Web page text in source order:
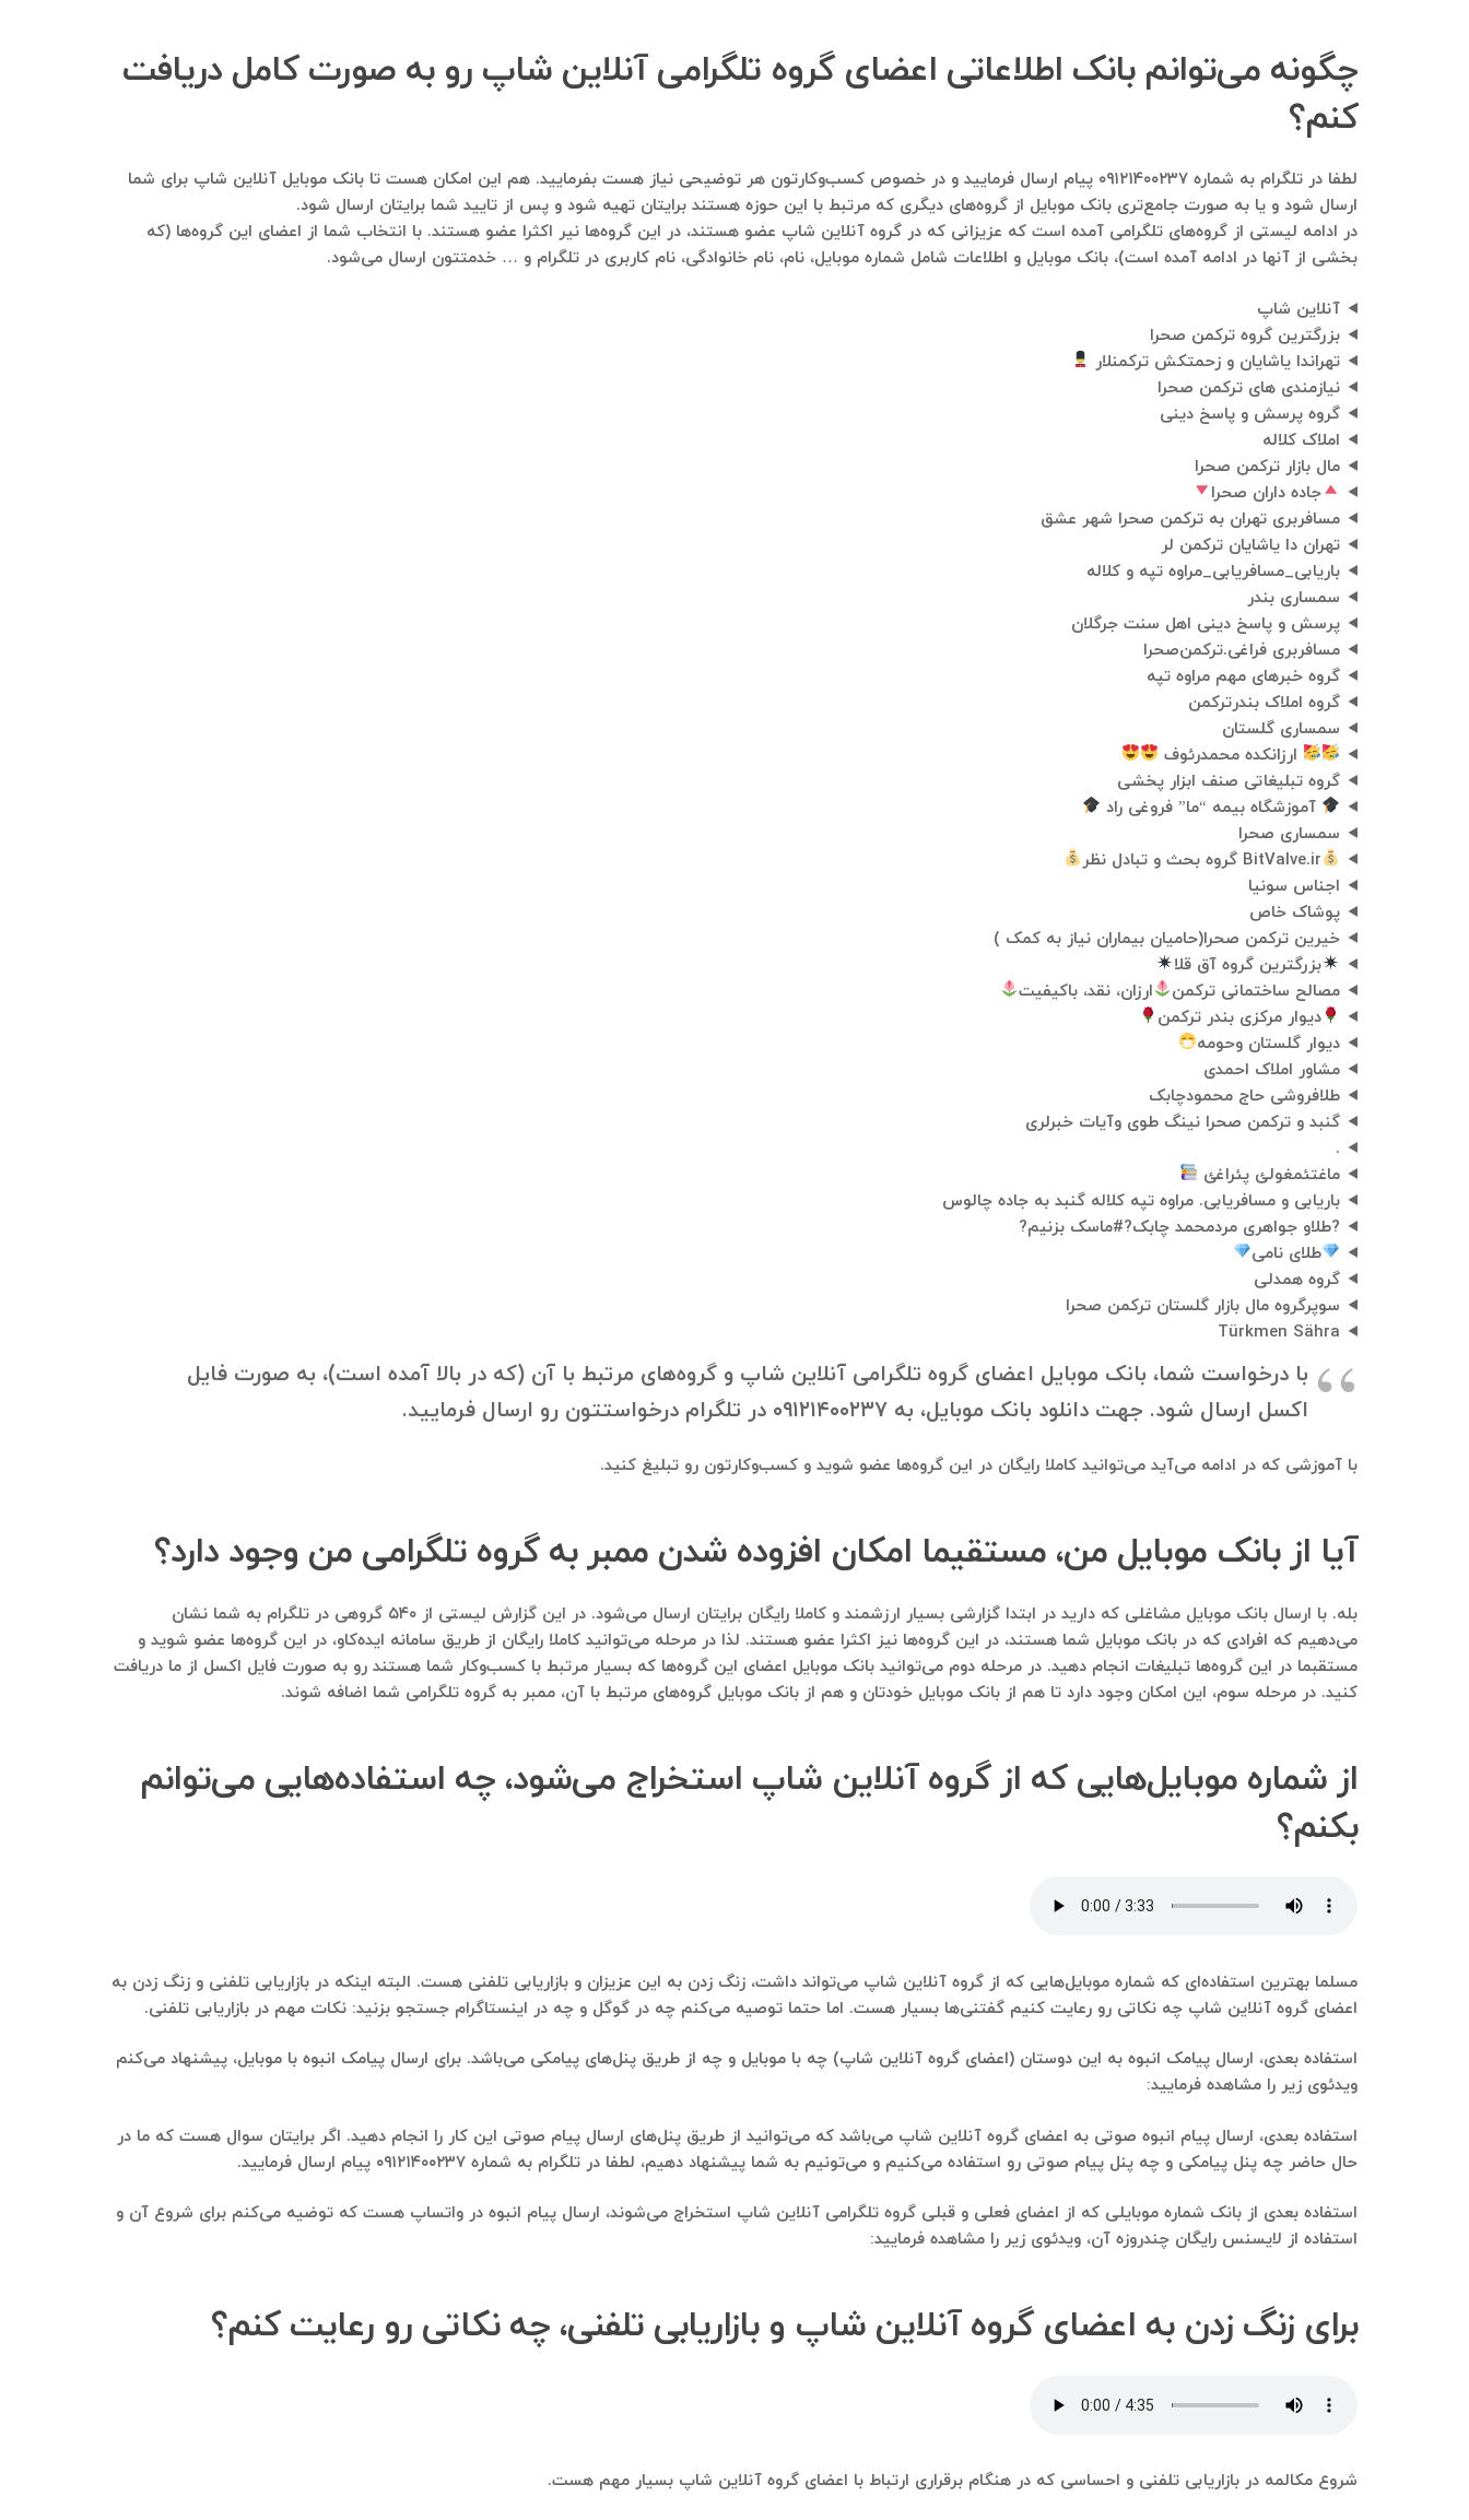
چگونه می‌توانم بانک اطلاعاتی اعضای گروه تلگرامی آنلاین شاپ رو به صورت کامل دریافت
کنم؟
لطفا در تلگرام به شماره ۰۹۱۲۱۴۰۰۲۳۷ پیام ارسال فرمایید و در خصوص کسب‌وکارتون هر توضیحی نیاز هست بفرمایید. هم این امکان هست تا بانک موبایل آنلاین شاپ برای شما
ارسال شود و یا به صورت جامع‌تری بانک موبایل از گروه‌های دیگری که مرتبط با این حوزه هستند برایتان تهیه شود و پس از تایید شما برایتان ارسال شود.
در ادامه لیستی از گروه‌های تلگرامی آمده است که عزیزانی که در گروه آنلاین شاپ عضو هستند، در این گروه‌ها نیر اکثرا عضو هستند. با انتخاب شما از اعضای این گروه‌ها (که
بخشی از آنها در ادامه آمده است)، بانک موبایل و اطلاعات شامل شماره موبایل، نام، نام خانوادگی، نام کاربری در تلگرام و … خدمتتون ارسال می‌شود.
آنلاین شاپ
بزرگترين گروه ترکمن صحرا
تهراندا یاشایان و زحمتکش ترکمنلار
نیازمندی های ترکمن صحرا
گروه پرسش و پاسخ دینی
املاک کلاله
مال بازار ترکمن صحرا
جاده داران صحرا
مسافربری تهران به ترکمن صحرا شهر عشق
تهران دا یاشایان ترکمن لر
باریابی_مسافریابی_مراوه تپه و کلاله
سمساری بندر
پرسش و پاسخ دینی اهل سنت جرگلان
مسافربری ‌فراغی‌.ترکمن‌صحرا‌
گروه خبرهای مهم مراوه تپه
گروه املاک بندرترکمن
سمساری گلستان
ارزانکده محمدرئوف
گروه تبلیغاتی صنف ابزار پخشی
آموزشگاه بیمه “ما” فروغی راد
سمساری صحرا
BitValve.ir گروه بحث و تبادل نظر
اجناس سونیا
پوشاک خاص
خیرین ترکمن صحرا(حامیان بیماران نیاز به کمک )
بزرگترین گروه آق قلا
مصالح ساختمانی ترکمن
ارزان، نقد، باکیفیت
دیوار مرکزی بندر ترکمن
دیوار گلستان وحومه
مشاور املاک احمدی
طلافروشی حاج محمودچابک
گنبد و ترکمن صحرا نینگ طوی وآیات خبرلری
.
ماغتئمغولئ پئراغئ
باریابی و مسافریابی. مراوه تپه کلاله گنبد به جاده چالوس
?طلاو جواهری مردمحمد چابک?#ماسک بزنیم?
طلای نامی
گروه همدلی
سوپرگروه مال بازار گلستان ترکمن صحرا
Türkmen Sähra
با درخواست شما، بانک موبایل اعضای گروه تلگرامی آنلاین شاپ و گروه‌های مرتبط با آن (که در بالا آمده است)، به صورت فایل
اکسل ارسال شود. جهت دانلود بانک موبایل، به ۰۹۱۲۱۴۰۰۲۳۷ در تلگرام درخواستتون رو ارسال فرمایید.
با آموزشی که در ادامه می‌آید می‌توانید کاملا رایگان در این گروه‌ها عضو شوید و کسب‌وکارتون رو تبلیغ کنید.
آیا از بانک موبایل من، مستقیما امکان افزوده شدن ممبر به گروه تلگرامی من وجود دارد؟
بله. با ارسال بانک موبایل مشاغلی که دارید در ابتدا گزارشی بسیار ارزشمند و کاملا رایگان برایتان ارسال می‌شود. در این گزارش لیستی از ۵۴۰ گروهی در تلگرام به شما نشان
می‌دهیم که افرادی که در بانک موبایل شما هستند، در این گروه‌ها نیز اکثرا عضو هستند. لذا در مرحله می‌توانید کاملا رایگان از طریق سامانه ایده‌کاو، در این گروه‌ها عضو شوید و
مستقبما در این گروه‌ها تبلیغات انجام دهید. در مرحله دوم می‌توانید بانک موبایل اعضای این گروه‌ها که بسیار مرتبط با کسب‌وکار شما هستند رو به صورت فایل اکسل از ما دریافت
کنید. در مرحله سوم، این امکان وجود دارد تا هم از بانک موبایل خودتان و هم از بانک موبایل گروه‌های مرتبط با آن، ممبر به گروه تلگرامی شما اضافه شوند.
از شماره موبایل‌هایی که از گروه آنلاین شاپ استخراج می‌شود، چه استفاده‌هایی می‌توانم
بکنم؟
مسلما بهترین استفاده‌ای که شماره موبایل‌هایی که از گروه آنلاین شاپ می‌تواند داشت، زنگ زدن به این عزیزان و بازاریابی تلفنی هست. البته اینکه در بازاریابی تلفنی و زنگ زدن به
اعضای گروه آنلاین شاپ چه نکاتی رو رعایت کنیم گفتنی‌ها بسیار هست. اما حتما توصیه می‌کنم چه در گوگل و چه در اینستاگرام جستجو بزنید: نکات مهم در بازاریابی تلفنی.
استفاده بعدی، ارسال پیامک انبوه به این دوستان (اعضای گروه آنلاین شاپ) چه با موبایل و چه از طریق پنل‌های پیامکی می‌باشد. برای ارسال پیامک انبوه با موبایل، پیشنهاد می‌کنم
ویدئوی زیر را مشاهده فرمایید:
استفاده بعدی، ارسال پیام انبوه صوتی به اعضای گروه آنلاین شاپ می‌باشد که می‌توانید از طریق پنل‌های ارسال پیام صوتی این کار را انجام دهید. اگر برایتان سوال هست که ما در
حال حاضر چه پنل پیامکی و چه پنل پیام صوتی رو استفاده می‌کنیم و می‌تونیم به شما پیشنهاد دهیم، لطفا در تلگرام به شماره ۰۹۱۲۱۴۰۰۲۳۷ پیام ارسال فرمایید.
استفاده بعدی از بانک شماره موبایلی که از اعضای فعلی و قبلی گروه تلگرامی آنلاین شاپ استخراج می‌شوند، ارسال پیام انبوه در واتساپ هست که توضیه می‌کنم برای شروع آن و
استفاده از لایسنس رایگان چندروزه آن، ویدئوی زیر را مشاهده فرمایید:
برای زنگ زدن به اعضای گروه آنلاین شاپ و بازاریابی تلفنی، چه نکاتی رو رعایت کنم؟
شروع مکالمه در بازاریابی تلفنی و احساسی که در هنگام برقراری ارتباط با اعضای گروه آنلاین شاپ بسیار مهم هست.